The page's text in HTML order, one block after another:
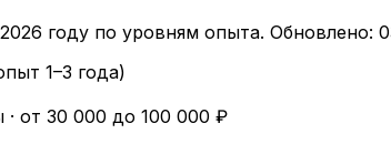
2026 году по уровням опыта. Обновлено:
1–3 года)
· от 30 000 до 100 000 ₽